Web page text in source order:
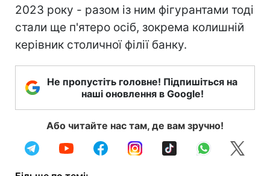
2023 року - разом із ним фігурантами тоді
стали ще п'ятеро осіб, зокрема колишній
керівник столичної філії банку.
Не пропустіть головне! Підпишіться на
наші оновлення в Google!
Або читайте нас там, де вам зручно!